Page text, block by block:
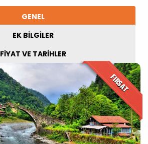
GENEL
EK BİLGİLER
FİYAT VE TARİHLER
FIRSAT